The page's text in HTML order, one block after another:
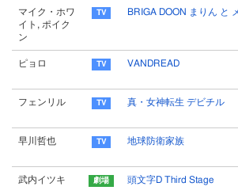
マイク・ホワ
イト, ポイク
ン
BRIGA DOON まりん と
ピョロ VANDREAD
フェンリル 真・女神転生 デビチル
早川哲也 地球防衛家族
武内イツキ 頭文字D Third Stage